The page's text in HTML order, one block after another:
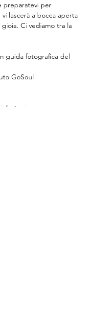
preparatevi per
lascerà a bocca aperta
Ci vediamo tra la
guida fotografica del
GoSoul